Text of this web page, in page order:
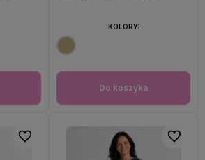
Do koszyka
KOLORY:
Do ulubionych Do